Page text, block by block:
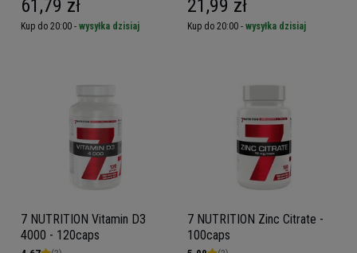
61,79 zł
Kup do 20:00 - wysyłka dzisiaj
21,99 zł
Kup do 20:00 - wysyłka dzisiaj
7 NUTRITION Vitamin D3
4000 - 120caps
7 NUTRITION Zinc Citrate -
100caps